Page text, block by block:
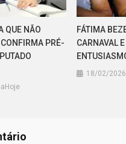
QUE NÃO
PRÉ-
FÁTIMA
CARNAVAL
18/02/2026